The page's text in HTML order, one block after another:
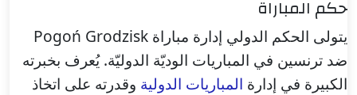
حكم المباراة
يتولى الحكم الدولي إدارة مباراة Pogoń Grodzisk
ضد ترنسين في المباريات الوديّة الدوليّة. يُعرف بخبرته
الكبيرة في إدارة المباريات الدولية وقدرته على اتخاذ